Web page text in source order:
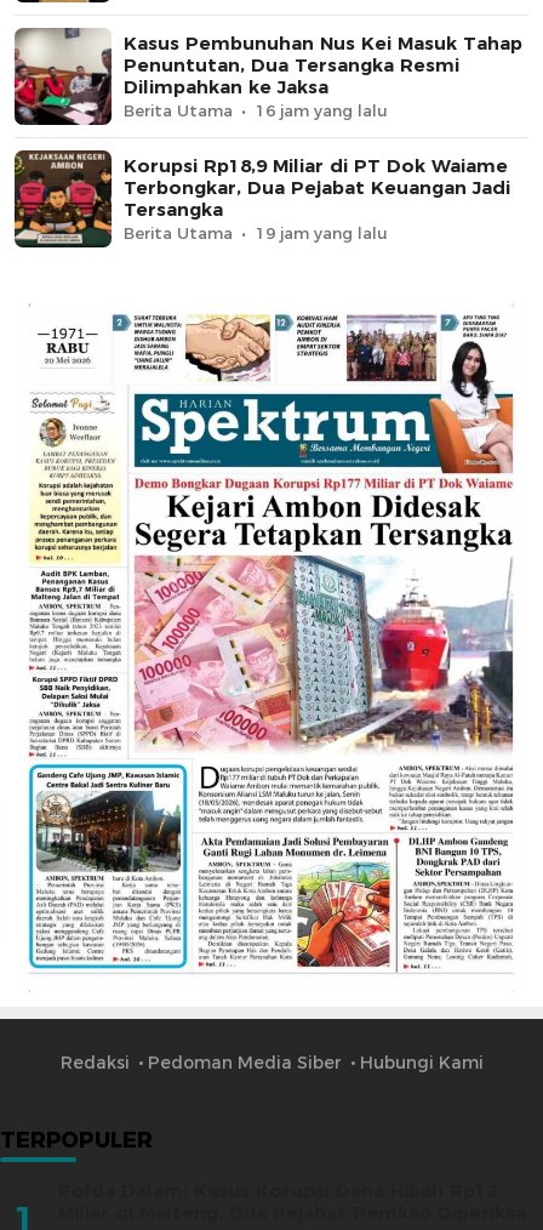
Kasus Pembunuhan Nus Kei Masuk Tahap
Penuntutan, Dua Tersangka Resmi
Dilimpahkan ke Jaksa
Berita Utama 16 jam yang lalu
Korupsi Rp18,9 Miliar di PT Dok Waiame
Terbongkar, Dua Pejabat Keuangan Jadi
Tersangka
Berita Utama 19 jam yang lalu
Redaksi Pedoman Media Siber Hubungi Kami
TERPOPULER
1